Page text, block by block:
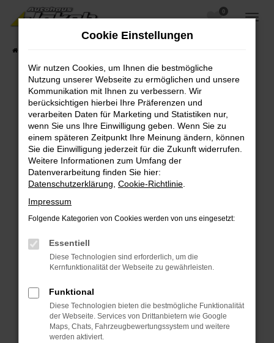
Zum
Hauptinhalt
0
Fehler: Network Error
Beim Laden ist ein Fehler aufgetreten.
Hier sind ein paar Tipps, die dir helfen können:
Überprüfe deine Firewall und deine
Internetverbindung.
Laden andere Webseiten, zum Beispiel deine
Suchmaschine?
Prüfe deine Browsererweiterungen.
Manche Erweiterungen, wie Werbeblocker,
können das Laden bestimmter Seiten
verhindern. Funktioniert die Seite in einem
Fenster?
Starte dein Gerät neu.
Das kann manchmal helfen, vorübergehende
Probleme zu beheben.
Cookie Einstellungen
Wir nutzen Cookies, um Ihnen die bestmögliche
Nutzung unserer Webseite zu ermöglichen und unsere
Kommunikation mit Ihnen zu verbessern. Wir
berücksichtigen hierbei Ihre Präferenzen und
verarbeiten Daten für Marketing und Statistiken nur,
wenn Sie uns Ihre Einwilligung geben. Wenn Sie zu
einem späteren Zeitpunkt Ihre Meinung ändern, können
Sie die Einwilligung jederzeit für die Zukunft widerrufen.
Weitere Informationen zum Umfang der
Datenverarbeitung finden Sie hier:
Datenschutzerklärung Cookie-Richtlinie
Impressum
Folgende Kategorien von Cookies werden von uns eingesetzt:
Essentiell
Diese Technologien sind erforderlich, um die
Kernfunktionalität der Webseite zu gewährleisten.
Funktional
Diese Technologien bieten die bestmögliche Funktionalität
der Webseite. Services von Drittanbietern wie Google
Maps, Chats, Fahrzeugbewertungssystem und weitere
werden aktiviert.